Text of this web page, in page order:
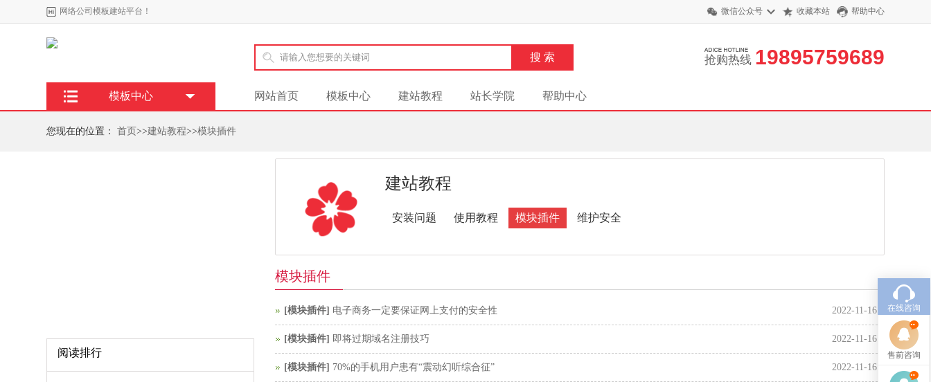
网络公司模板建站平台！ 微信公众号 收藏本站 帮助中心
抢购热线 19895759689
网站首页 模板中心 建站教程 站长学院 帮助中心
模板中心
您现在的位置： 首页 >>建站教程>>模块插件
阅读排行
建站教程
安装问题 使用教程 模块插件 维护安全
模块插件
[模块插件] 电子商务一定要保证网上支付的安全性 2022-11-16
[模块插件] 即将过期域名注册技巧 2022-11-16
[模块插件] 70%的手机用户患有“震动幻听综合征” 2022-11-16
在线咨询
售前咨询